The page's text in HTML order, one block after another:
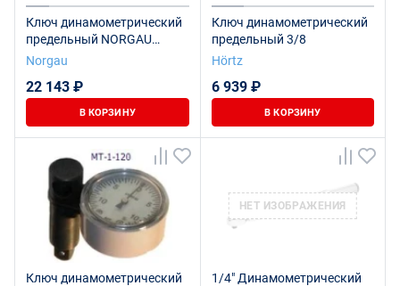
Ключ динамометрический
предельный NORGAU
Industrial с переставным
NTW40-002RL
Norgau
22 143 ₽
В КОРЗИНУ
Ключ динамометрический
предельный 3/8
Hörtz
6 939 ₽
В КОРЗИНУ
Ключ динамометрический
НЕТ ИЗОБРАЖЕНИЯ
1/4" Динамометрический